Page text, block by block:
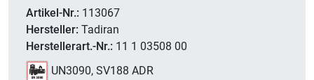
Artikel-Nr.: 113067
Hersteller: Tadiran
Herstellerart.-Nr.: 11 1 03508 00
UN3090, SV188 ADR